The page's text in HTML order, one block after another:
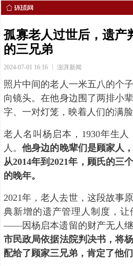
孤寡老人过世后，遗产
的三兄弟
2024-07-01 16:16 澎湃新闻
照片中间的老人一米五八的个
向镜头。在他身边围了两排小
字、一对灯笼，映着人们的满脸
老人名叫杨启本，1930年生
人。他身边的晚辈们是顾家人
从2014年到2021年，顾氏的三
的晚年。
2021年，老人去世，这段故事
典新增的遗产管理人制度，
——因杨启本遗留的财产无人继
市民政局依据法院判决书，将
配给了顾家三兄弟，肯定了他们